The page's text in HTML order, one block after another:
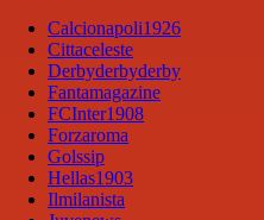
Calcionapoli1926
Cittaceleste
Derbyderbyderby
Fantamagazine
FCInter1908
Forzaroma
Golssip
Hellas1903
Ilmilanista